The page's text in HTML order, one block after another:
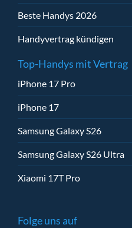
Beste Handys 2026
Handyvertrag kündigen
Top-Handys mit Vertrag
iPhone 17 Pro
iPhone 17
Samsung Galaxy S26
Samsung Galaxy S26 Ultra
Xiaomi 17T Pro
Folge uns auf